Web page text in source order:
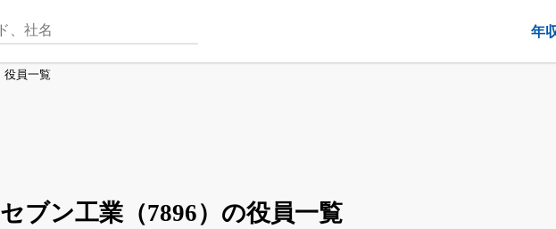
年
役員一覧
セブン工業（7896）の役員一覧